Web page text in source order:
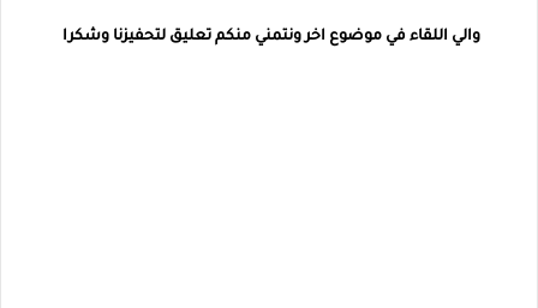
والي اللقاء في موضوع اخر ونتمني منكم تعليق لتحفيزنا وشكرا